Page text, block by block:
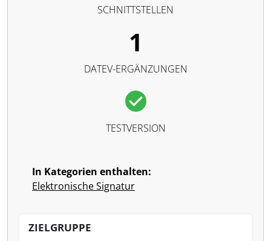
SCHNITTSTELLEN
1
DATEV-ERGÄNZUNGEN
TESTVERSION
In Kategorien enthalten:
Elektronische Signatur
ZIELGRUPPE